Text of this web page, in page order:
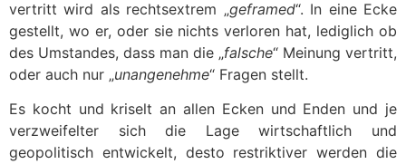
vertritt wird als rechtsextrem „geframed“. In eine Ecke
gestellt, wo er, oder sie nichts verloren hat, lediglich ob
des Umstandes, dass man die „falsche“ Meinung vertritt,
oder auch nur „unangenehme“ Fragen stellt.
Es kocht und kriselt an allen Ecken und Enden und je
verzweifelter sich die Lage wirtschaftlich und
geopolitisch entwickelt, desto restriktiver werden die